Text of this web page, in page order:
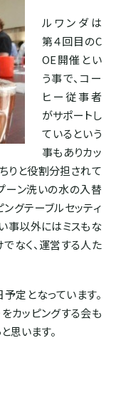
ルワンダは
第４回目のC
OE開催とい
う事で、コー
ヒー従事者
がサポートし
ているという
事もありカッ
りと役割分担されて
プーン洗いの水の入替
ングテーブルセッティ
い事以外にはミスもな
なく、運営する人た
定となっています。
カッピングする会も
思います。